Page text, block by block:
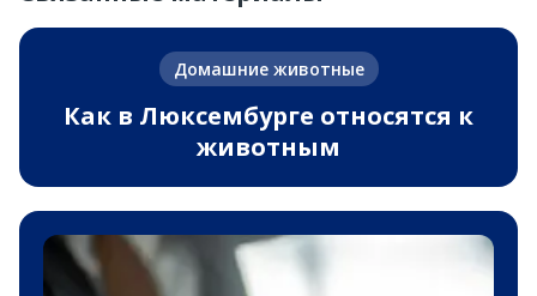
Домашние животные
Как в Люксембурге относятся к
животным